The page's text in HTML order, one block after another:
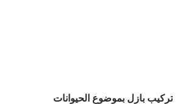
تركيب بازل بموضوع الحيوانات